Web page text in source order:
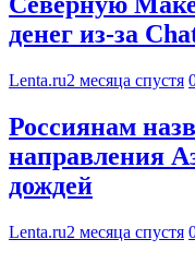
денег из-за
Lenta.ru2 месяца спустя
Россиянам
направления
дождей
Lenta.ru2 месяца спустя